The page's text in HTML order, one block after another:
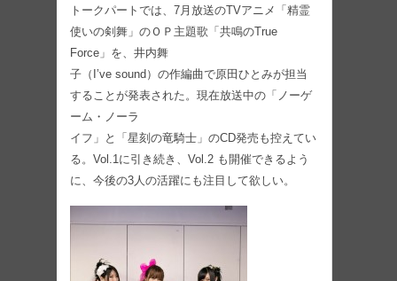
トークパートでは、7月放送のTVアニメ「精霊
使いの剣舞」のＯＰ主題歌「共鳴のTrue
Force」を、井内舞
子（I’ve sound）の作編曲で原田ひとみが担当
することが発表された。現在放送中の「ノーゲ
ーム・ノーラ
イフ」と「星刻の竜騎士」のCD発売も控えてい
る。Vol.1に引き続き、Vol.2 も開催できるよう
に、今後の3人の活躍にも注目して欲しい。